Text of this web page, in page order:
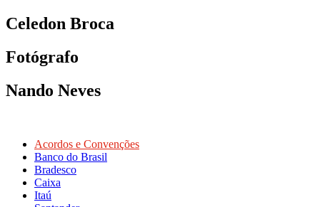
Celedon Broca
Fotógrafo
Nando Neves
Acordos e Convenções
Banco do Brasil
Bradesco
Caixa
Itaú